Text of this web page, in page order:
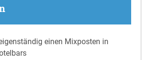
einen Mixposten in